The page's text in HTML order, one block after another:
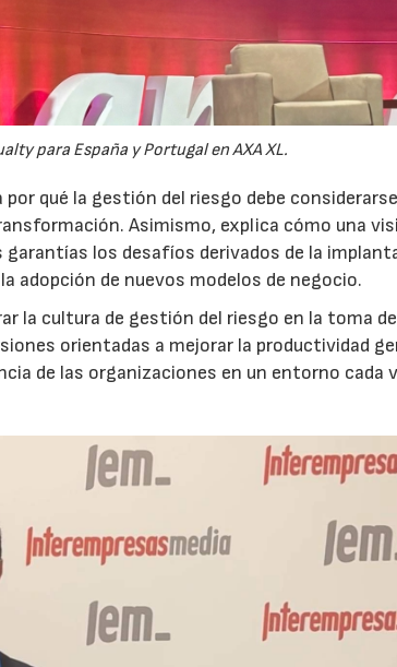
para España y Portugal en AXA XL.
qué la gestión del riesgo debe
Asimismo, explica cómo una
los desafíos derivados de la
adopción de nuevos modelos de negocio.
la cultura de gestión del riesgo en la toma de
orientadas a mejorar la productividad
de las organizaciones en un entorno cada